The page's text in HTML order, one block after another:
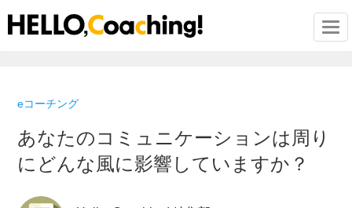
eコーチング
あなたのコミュニケーションは周り
にどんな風に影響していますか？